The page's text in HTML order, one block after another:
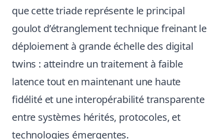
que cette triade représente le principal
goulot d’étranglement technique freinant le
déploiement à grande échelle des digital
twins : atteindre un traitement à faible
latence tout en maintenant une haute
fidélité et une interopérabilité transparente
entre systèmes hérités, protocoles, et
technologies émergentes.